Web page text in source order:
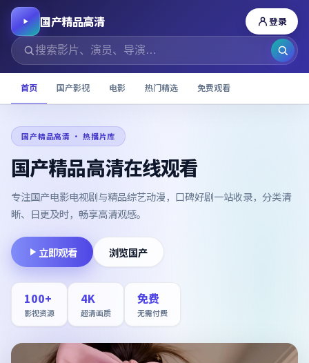
国产精品高清 登录
首页 国产影视 电影 热门精选 免费观看
国产精品高清 · 热播片库
国产精品高清在线观看
专注国产电影电视剧与精品综艺动漫，口碑好剧一站收录，分类清
晰、日更及时，畅享高清观感。
立即观看 浏览国产
100+
影视资源
4K
超清画质
免费
无需付费